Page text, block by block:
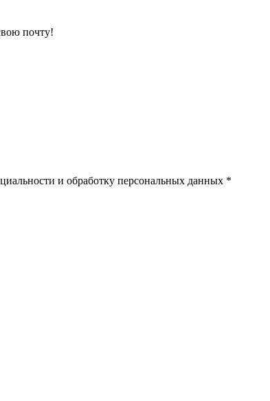
почту!
и обработку персональных данных *